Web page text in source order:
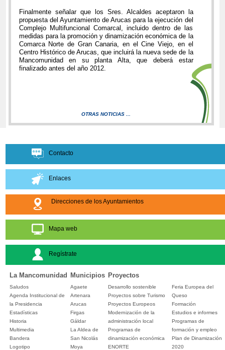
Finalmente señalar que los Sres. Alcaldes aceptaron la
propuesta del Ayuntamiento de Arucas para la ejecución del
Complejo Multifuncional Comarcal, incluido dentro de las
medidas para la promoción y dinamización económica de la
Comarca Norte de Gran Canaria, en el Cine Viejo, en el
Centro Histórico de Arucas, que incluirá la nueva sede de la
Mancomunidad en su planta Alta, que deberá estar
finalizado antes del año 2012.
OTRAS NOTICIAS ...
Contacto
Enlaces
Direcciones de los Ayuntamientos
Mapa web
Regístrate
La Mancomunidad Municipios Proyectos
Saludos
Agenda Institucional de
la Presidencia
Estadísticas
Historia
Multimedia
Bandera
Logotipo
Agaete
Artenara
Arucas
Firgas
Gáldar
La Aldea de
San Nicolás
Moya
Desarrollo sostenible
Proyectos sobre Turismo
Proyectos Europeos
Modernización de la
administración local
Programas de
dinamización económica
ENORTE
Feria Europea del
Queso
Formación
Estudios e informes
Programas de
formación y empleo
Plan de Dinamización
2020